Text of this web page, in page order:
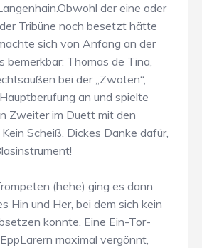
der eine oder
Tribüne noch besetzt hätte
sich von Anfang an der
bemerkbar: Thomas de Tina,
bei der „Zwoten“,
an und spielte
Zweiter im Duett mit den
Scheiß. Dickes Danke dafür,
(hehe) ging es dann
Hin und Her, bei dem sich kein
konnte. Eine Ein-Tor-
maximal vergönnt,